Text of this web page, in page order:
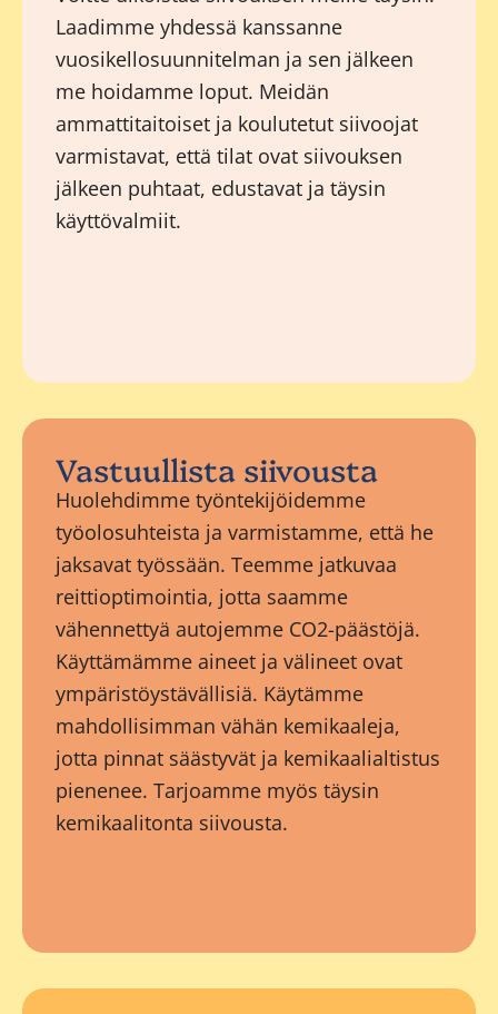
Laadimme yhdessä kanssanne
vuosikellosuunnitelman ja sen jälkeen
me hoidamme loput. Meidän
ammattitaitoiset ja koulutetut siivoojat
varmistavat, että tilat ovat siivouksen
jälkeen puhtaat, edustavat ja täysin
käyttövalmiit.
Vastuullista siivousta
Huolehdimme työntekijöidemme
työolosuhteista ja varmistamme, että he
jaksavat työssään. Teemme jatkuvaa
reittioptimointia, jotta saamme
vähennettyä autojemme CO2-päästöjä.
Käyttämämme aineet ja välineet ovat
ympäristöystävällisiä. Käytämme
mahdollisimman vähän kemikaaleja,
jotta pinnat säästyvät ja kemikaalialtistus
pienenee. Tarjoamme myös täysin
kemikaalitonta siivousta.